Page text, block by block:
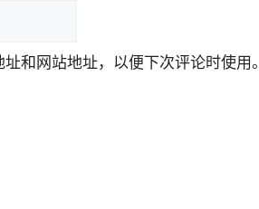
和网站地址，以便下次评论时使用。